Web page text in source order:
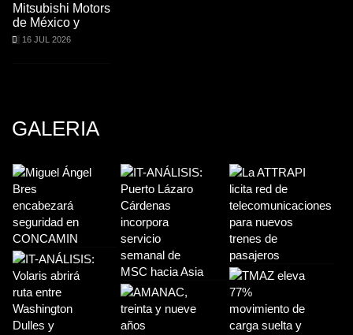
Mitsubishi Motors
de México y
16 JUL 2026
GALERIA